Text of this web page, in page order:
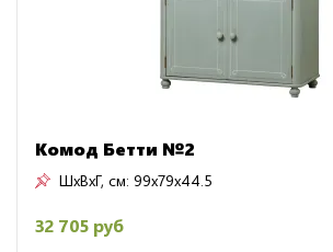
Комод Бетти №2
ШxВxГ, см: 99x79x44.5
32 705 руб